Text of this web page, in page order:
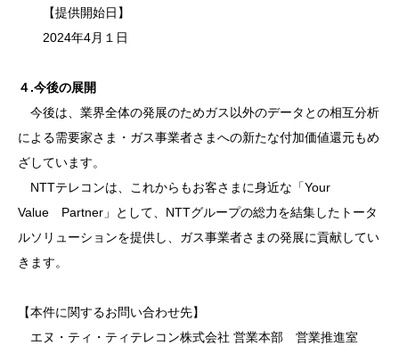
【提供開始日】
2024年4月１日
４.今後の展開
今後は、業界全体の発展のためガス以外のデータとの相互分析
による需要家さま・ガス事業者さまへの新たな付加価値還元もめ
ざしています。
NTTテレコンは、これからもお客さまに身近な「Your
Value Partner」として、NTTグループの総力を結集したトータ
ルソリューションを提供し、ガス事業者さまの発展に貢献してい
きます。
【本件に関するお問い合わせ先】
エヌ・ティ・ティテレコン株式会社 営業本部 営業推進室